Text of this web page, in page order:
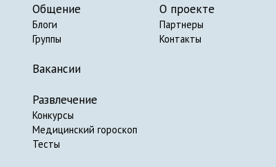
Общение
Блоги
Группы
Вакансии
Развлечение
Конкурсы
Медицинский гороскоп
Тесты
О проекте
Партнеры
Контакты